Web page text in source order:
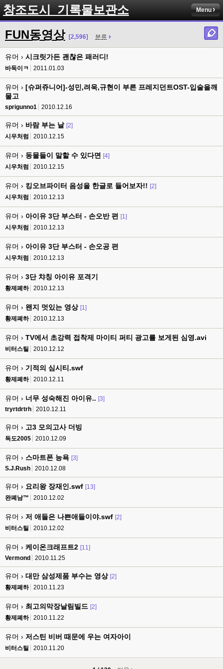
창조도시_기록물보관소 Menu
FUN동영상 [2,596] 분류
유머 › 시크릿가든 괜찮은 패러디!
바둑이ㅋ 2011.01.03
유머 › [슈퍼쥬니어]-성민,려욱,규현이 부른 프레지던트OST-입술을깨
물고
sprigunno1 2010.12.16
유머 › 바람 부는 날 [2]
시우처럼
2010.12.15
유머 › 동물들이 말할 수 있다면
[4]
시우처럼
2010.12.15
유머 › 킹오브파이터 음성을 한글로 들어보자!! [2]
시우처럼
2010.12.13
유머 › 아이유 3단 부스터 - 손오반 편
[1]
시우처럼
2010.12.13
유머 › 아이유 3단 부스터 - 손오공 편
시우처럼 2010.12.13
유머 › 3단 챠칭 아이유 포격기
황제폐하 2010.12.13
유머 › 왠지 멋있는 영상 [1]
황제폐하
2010.12.13
유머 › TV에서 초강력 접착제 마이티 퍼티 광고를 보게된 심영.avi
비터스틸 2010.12.12
유머 › 기적의 심시티.swf
황제폐하 2010.12.11
유머 › 너무 성숙해진 아이유.. [3]
tryrtdrtrh
2010.12.11
유머 › 고3 모의고사 더빙
독도2005 2010.12.09
유머 › 스마트폰 능욕 [3]
S.J.Rush
2010.12.08
유머 › 요리왕 장재인.swf [13]
완폐남™
2010.12.02
유머 › 저 애들은 나쁜애들이야.swf [2]
비터스틸
2010.12.02
유머 › 케이온크래프트2 [11]
Vermond
2010.11.25
유머 › 대만 삼성제품 부수는 영상 [2]
황제폐하
2010.11.23
유머 › 최고의막장날림빌드 [2]
황제폐하
2010.11.22
유머 › 저스틴 비버 때문에 우는 여자아이
비터스틸 2010.11.20